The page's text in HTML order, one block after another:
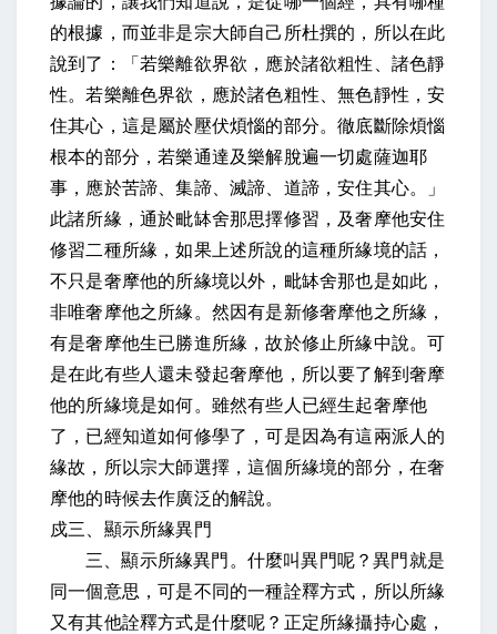
的根據，而並非是宗大師自己所杜撰的，所以在此
說到了：「若樂離欲界欲，應於諸欲粗性、諸色靜
性。若樂離色界欲，應於諸色粗性、無色靜性，安
住其心，這是屬於壓伏煩惱的部分。徹底斷除煩惱
根本的部分，若樂通達及樂解脫遍一切處薩迦耶
事，應於苦諦、集諦、滅諦、道諦，安住其心。」
此諸所緣，通於毗缽舍那思擇修習，及奢摩他安住
修習二種所緣，如果上述所說的這種所緣境的話，
不只是奢摩他的所緣境以外，毗缽舍那也是如此，
非唯奢摩他之所緣。然因有是新修奢摩他之所緣，
有是奢摩他生已勝進所緣，故於修止所緣中說。可
是在此有些人還未發起奢摩他，所以要了解到奢摩
他的所緣境是如何。雖然有些人已經生起奢摩他
了，已經知道如何修學了，可是因為有這兩派人的
緣故，所以宗大師選擇，這個所緣境的部分，在奢
摩他的時候去作廣泛的解說。
戍三、顯示所緣異門
三、顯示所緣異門。什麼叫異門呢？異門就是
同一個意思，可是不同的一種詮釋方式，所以所緣
又有其他詮釋方式是什麼呢？正定所緣攝持心處，